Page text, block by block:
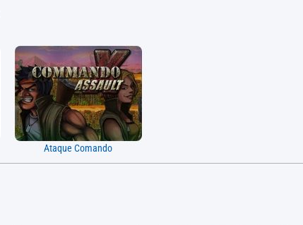
Ataque Comando